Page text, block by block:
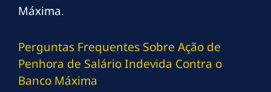
Máxima.
Perguntas Frequentes Sobre Ação de
Penhora de Salário Indevida Contra o
Banco Máxima